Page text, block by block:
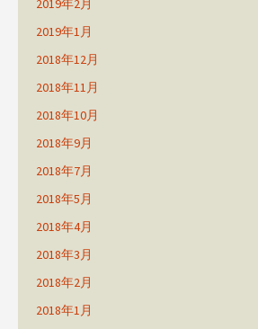
2019年2月
2019年1月
2018年12月
2018年11月
2018年10月
2018年9月
2018年7月
2018年5月
2018年4月
2018年3月
2018年2月
2018年1月